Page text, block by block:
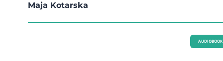
Maja Kotarska
AUDIOBOOK